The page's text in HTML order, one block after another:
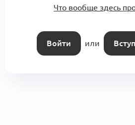
Что вообще здесь
Войти или